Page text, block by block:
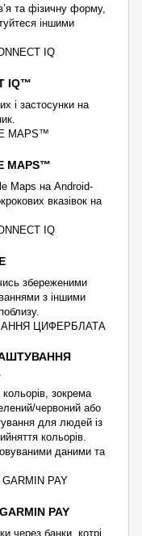
та фізичну форму,
іншими
IQ™
і застосунки на
MAPS™
Maps на Android-
вказівок на
збереженими
з іншими
зокрема
червоний або
для людей із
кольорів.
даними та
PAY
через банки, котрі